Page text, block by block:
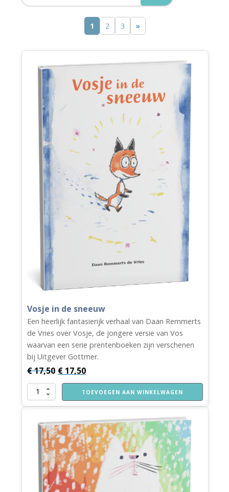
1 2 3 »
Vosje in de sneeuw
Een heerlijk fantasierijk verhaal van Daan Remmerts
de Vries over Vosje, de jongere versie van Vos
waarvan een serie prentenboeken zijn verschenen
bij Uitgever Gottmer.
€17,50 € 17,50
Vosje
in
sneeuw
aantal
TOEVOEGEN AAN WINKELWAGEN